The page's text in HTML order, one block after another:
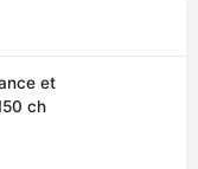
et
ch